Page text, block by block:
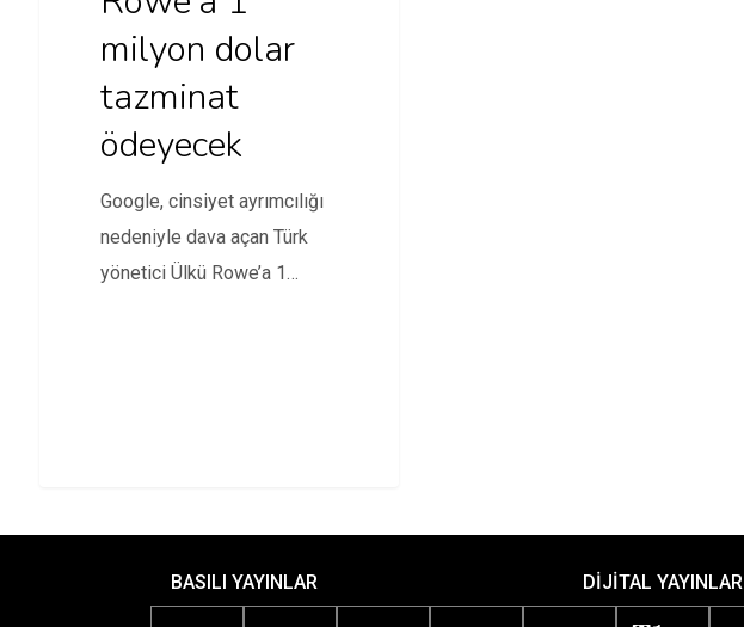
milyon dolar
tazminat
ödeyecek
Google, cinsiyet ayrımcılığı
nedeniyle dava açan Türk
yönetici Ülkü Rowe’a 1
BASILI YAYINLAR DİJİTAL YAYINLAR